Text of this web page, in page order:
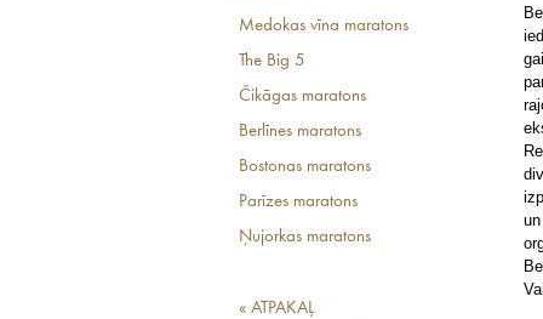
Medokas vīna maratons
The Big 5
Čikāgas maratons
Berlīnes maratons
Bostonas maratons
Parīzes maratons
Ņujorkas maratons
« ATPAKAĻ